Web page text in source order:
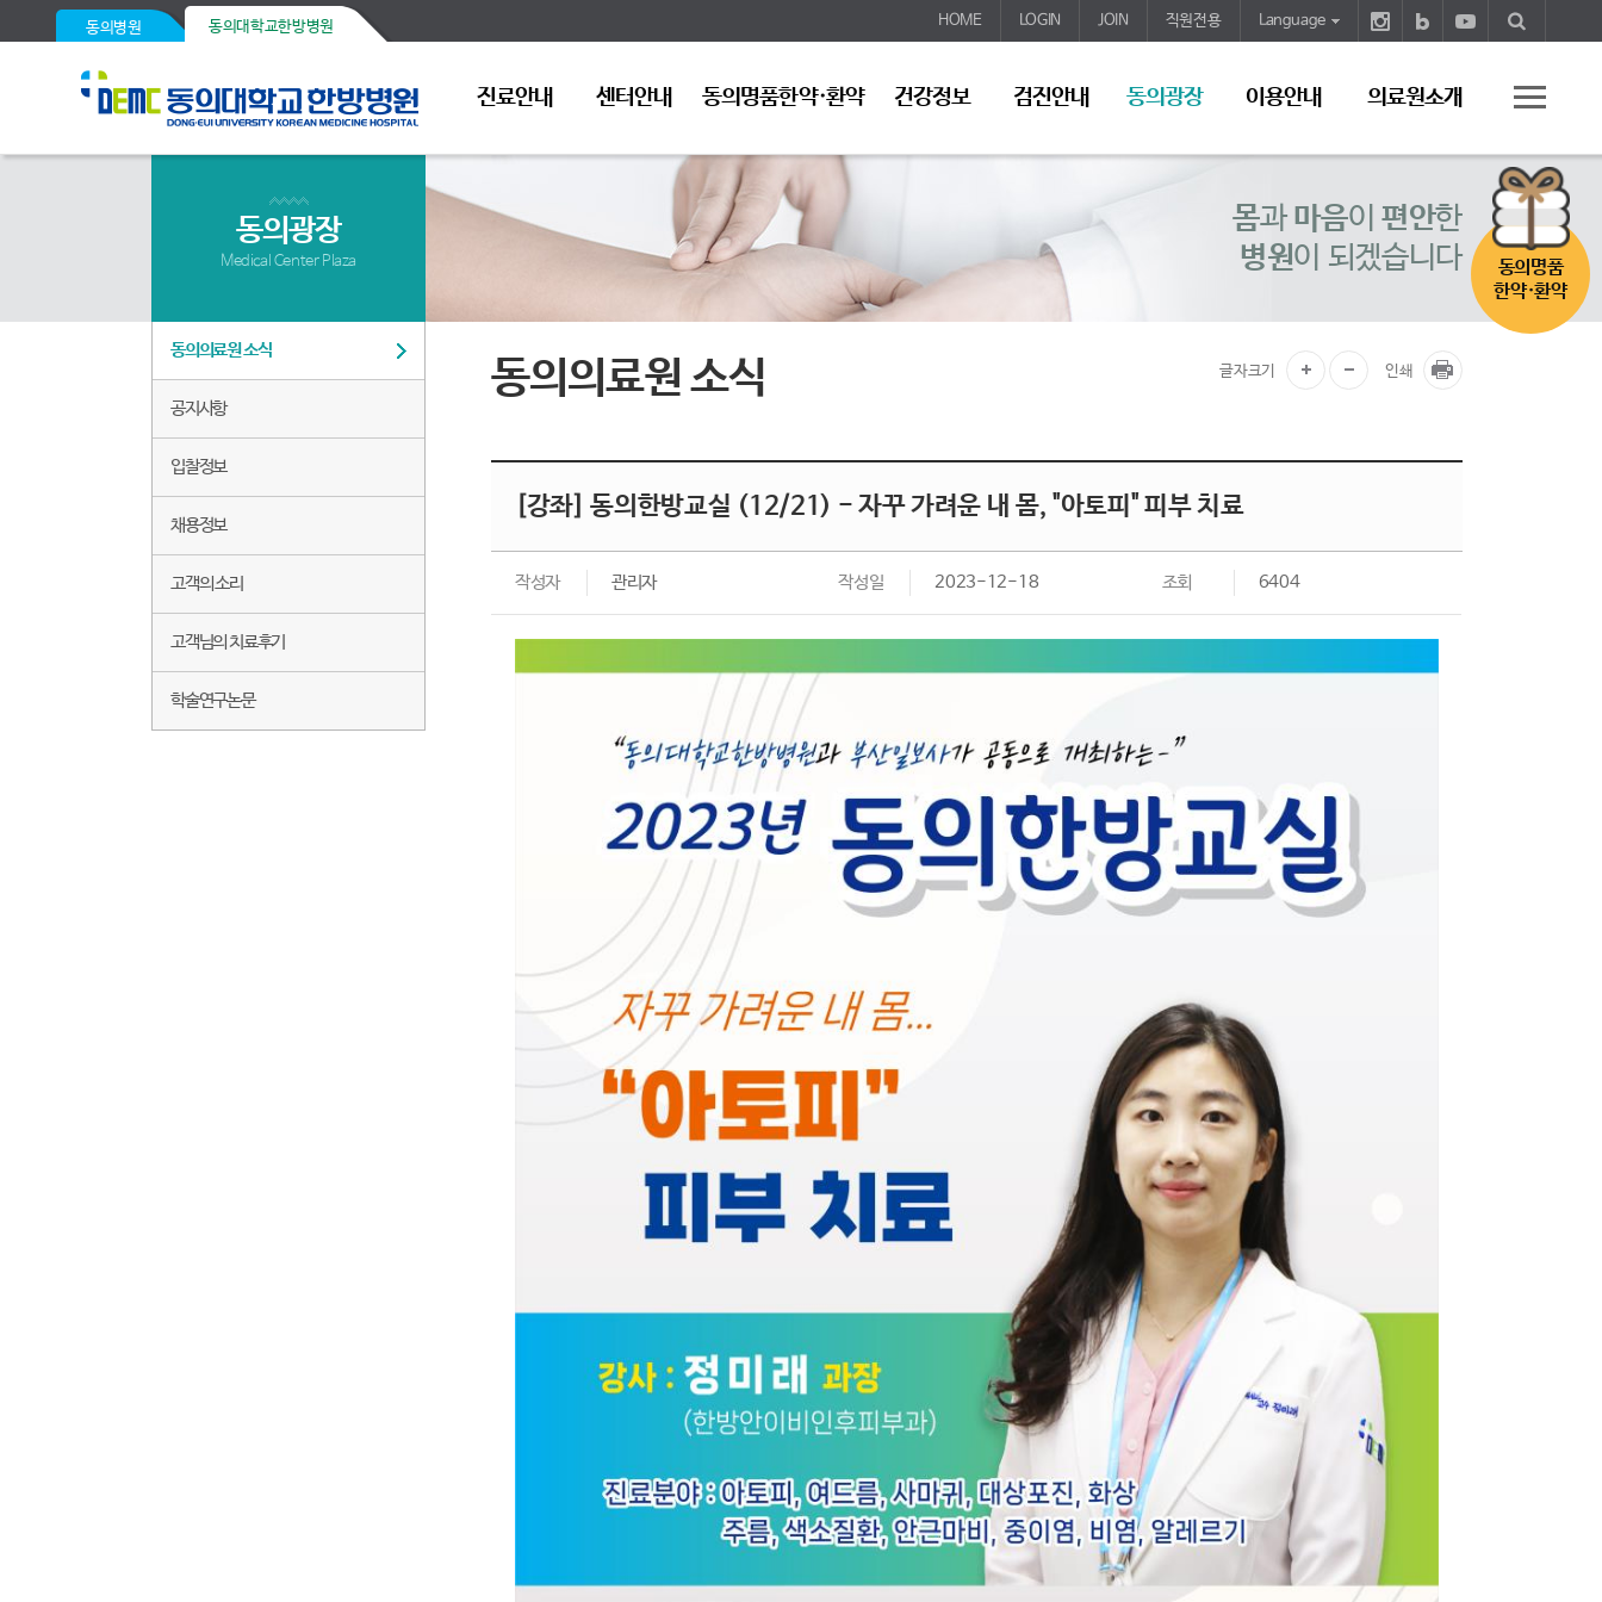
동의병원 동의대학교한방병원 HOME LOGIN JOIN 직원전용 Language
진료안내 센터안내 동의명품한약·환약 건강정보 검진안내 동의광장 이용안내 의료원소개
동의명품
한약·환약
몸과 마음이 편안한
병원이 되겠습니다
동의광장
Medical Center Plaza
동의의료원 소식
공지사항
입찰정보
채용정보
고객의 소리
고객님의 치료후기
학술연구논문
동의의료원 소식 글자크기 인쇄
[강좌] 동의한방교실 (12/21) - 자꾸 가려운 내 몸, "아토피" 피부 치료
작성자 관리자 작성일 2023-12-18 조회 6404